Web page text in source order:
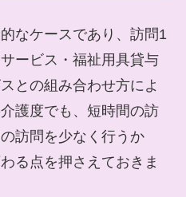
なケースであり、訪問1
ービス・福祉用具貸与
との組み合わせ方によ
護度でも、短時間の訪
訪問を少なく行うか
る点を押さえておきま